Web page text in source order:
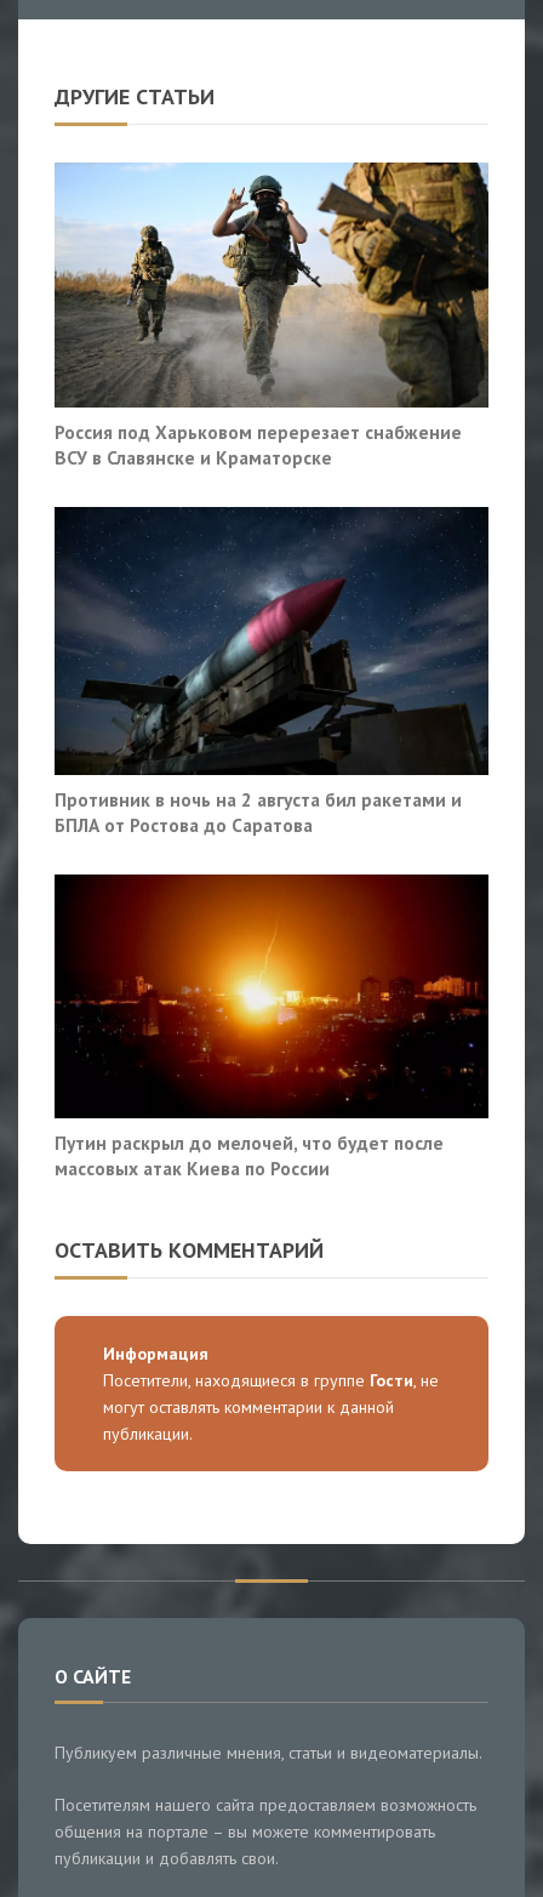
ДРУГИЕ СТАТЬИ
Россия под Харьковом перерезает снабжение
ВСУ в Славянске и Краматорске
Противник в ночь на 2 августа бил ракетами и
БПЛА от Ростова до Саратова
Путин раскрыл до мелочей, что будет после
массовых атак Киева по России
ОСТАВИТЬ КОММЕНТАРИЙ
Информация
Посетители, находящиеся в группе Гости, не
могут оставлять комментарии к данной
публикации.
О САЙТЕ
Публикуем различные мнения, статьи и видеоматериалы.
Посетителям нашего сайта предоставляем возможность
общения на портале – вы можете комментировать
публикации и добавлять свои.